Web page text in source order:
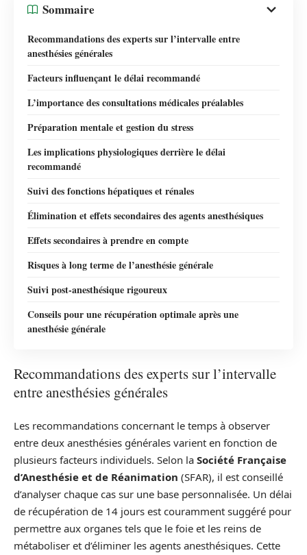
Sommaire
Recommandations des experts sur l’intervalle entre
anesthésies générales
Facteurs influençant le délai recommandé
L’importance des consultations médicales préalables
Préparation mentale et gestion du stress
Les implications physiologiques derrière le délai
recommandé
Suivi des fonctions hépatiques et rénales
Élimination et effets secondaires des agents anesthésiques
Effets secondaires à prendre en compte
Risques à long terme de l’anesthésie générale
Suivi post-anesthésique rigoureux
Conseils pour une récupération optimale après une
anesthésie générale
Recommandations des experts sur l’intervalle
entre anesthésies générales
Les recommandations concernant le temps à observer
entre deux anesthésies générales varient en fonction de
plusieurs facteurs individuels. Selon la Société Française
d’Anesthésie et de Réanimation (SFAR), il est conseillé
d’analyser chaque cas sur une base personnalisée. Un délai
de récupération de 14 jours est couramment suggéré pour
permettre aux organes tels que le foie et les reins de
métaboliser et d’éliminer les agents anesthésiques. Cette